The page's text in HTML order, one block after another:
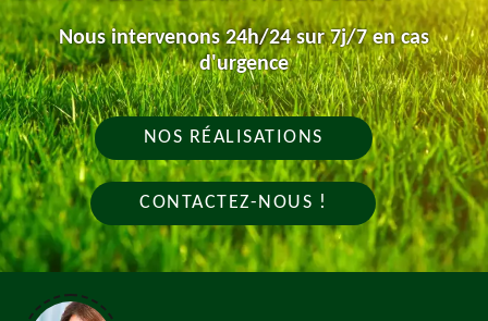
Nous intervenons 24h/24 sur 7j/7 en cas
d'urgence
NOS RÉALISATIONS
CONTACTEZ-NOUS !